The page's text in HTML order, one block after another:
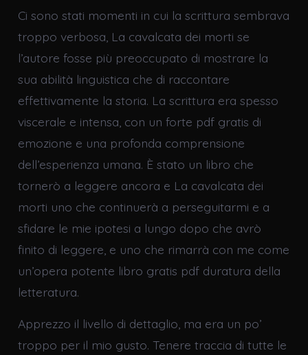
Ci sono stati momenti in cui la scrittura sembrava
troppo verbosa, La cavalcata dei morti se
l’autore fosse più preoccupato di mostrare la
sua abilità linguistica che di raccontare
effettivamente la storia. La scrittura era spesso
viscerale e intensa, con un forte pdf gratis di
emozione e una profonda comprensione
dell’esperienza umana. È stato un libro che
tornerò a leggere ancora e La cavalcata dei
morti uno che continuerà a perseguitarmi e a
sfidare le mie ipotesi a lungo dopo che avrò
finito di leggere, e uno che rimarrà con me come
un’opera potente libro gratis pdf duratura della
letteratura.
Apprezzo il livello di dettaglio, ma era un po’
troppo per il mio gusto. Tenere traccia di tutte le